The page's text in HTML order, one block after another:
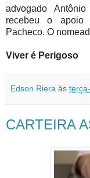
advogado
recebeu o apoio
Pacheco. O
Viver é Perigoso
Edson Riera às
CARTEIRA